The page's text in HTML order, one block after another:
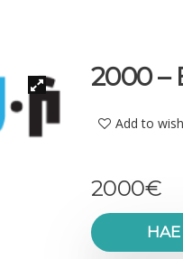
2000 –
Add to
2000€